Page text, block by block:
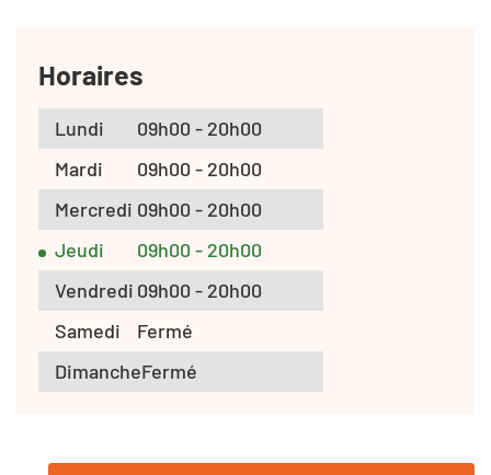
Horaires
Lundi
09h00 - 20h00
Mardi
09h00 - 20h00
Mercredi 09h00 - 20h00
Jeudi
09h00 - 20h00
Vendredi 09h00 - 20h00
Samedi
Fermé
DimancheFermé